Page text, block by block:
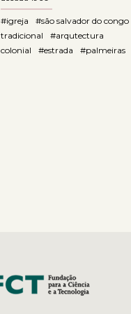
#igreja #são salvador do congo
tradicional
#arqutectura
colonial
#estrada #palmeiras